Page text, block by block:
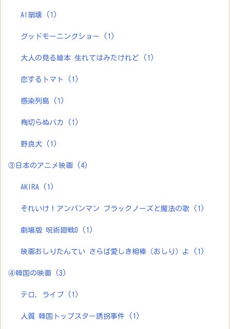
AI崩壊 (1)
グッドモーニングショー (1)
大人の見る繪本 生れてはみたけれど (1)
恋するトマト (1)
感染列島 (1)
梅切らぬバカ (1)
野良犬 (1)
③日本のアニメ映画 (4)
AKIRA (1)
それいけ！アンパンマン ブラックノーズと魔法の歌 (1)
劇場版 呪術廻戦0 (1)
映画おしりたんてい さらば愛しき相棒（おしり）よ (1)
④韓国の映画 (3)
テロ，ライブ (1)
人質 韓国トップスター誘拐事件 (1)